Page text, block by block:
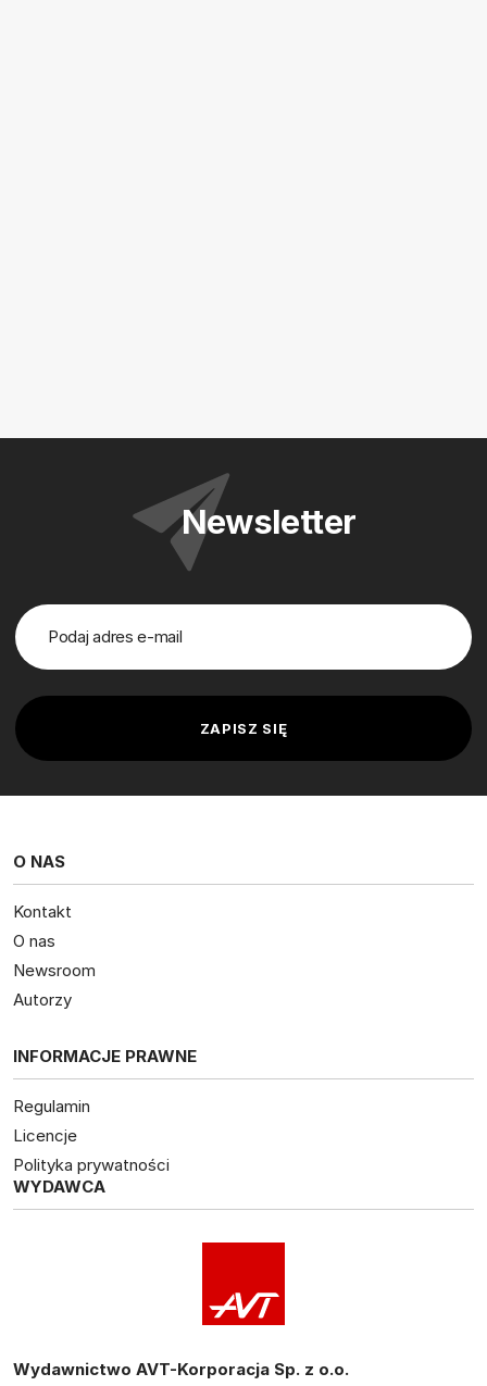
Newsletter
O NAS
Kontakt
O nas
Newsroom
Autorzy
INFORMACJE PRAWNE
Regulamin
Licencje
Polityka prywatności
WYDAWCA
Wydawnictwo AVT-Korporacja Sp. z o.o.